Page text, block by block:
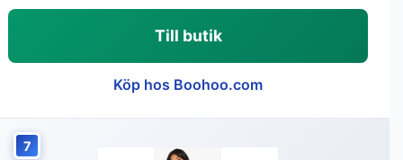
Till butik
Köp hos Boohoo.com
7